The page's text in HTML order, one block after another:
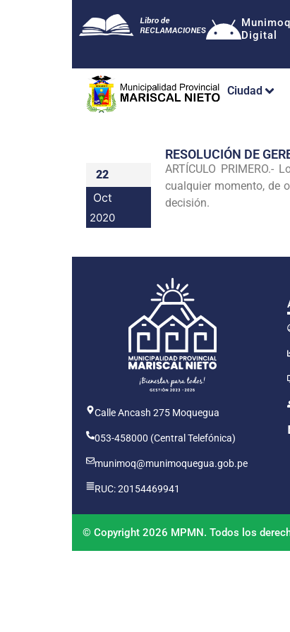
Munimoq
Digital
Ciudad
22
Oct
2020
RESOLUCIÓN DE
ARTÍCULO
cualquier momento, de
decisión.
Calle Ancash 275 Moquegua
053-458000 (Central Telefónica)
munimoq@munimoquegua.gob.pe
RUC: 20154469941
© Copyright 2026 MPMN. Todos los